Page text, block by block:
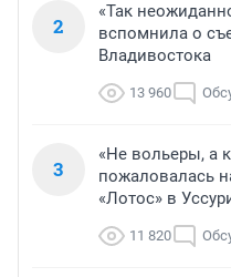
2
«Так
вспомнила о
Владивостока
13 960
3
«Не вольеры, а
пожаловалась
«Лотос» в
11 820